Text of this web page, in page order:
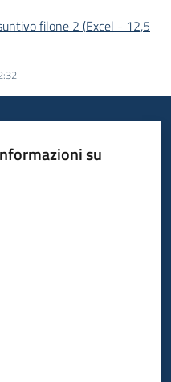
filone 2 (Excel - 12,5
su